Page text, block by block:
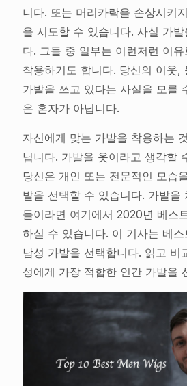
니다. 또는 머리카락을 손상시키
을 시도할 수 있습니다. 사실 가
다. 그들 중 일부는 이런저런 이
착용하기도 합니다. 당신의 이웃,
가발을 쓰고 있다는 사실을 모를
은 혼자가 아닙니다.
자신에게 맞는 가발을 착용하는
닙니다. 가발을 옷이라고 생각할
당신은 개인 또는 전문적인 모습
발을 선택할 수 있습니다. 가발을
들이라면 여기에서 2020년 베스
하실 수 있습니다. 이 기사는 베
남성 가발을 선택합니다. 읽고 비
성에게 가장 적합한 인간 가발을